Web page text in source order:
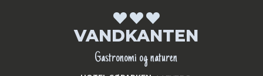
VANDKANTEN
Gastronomi og naturen